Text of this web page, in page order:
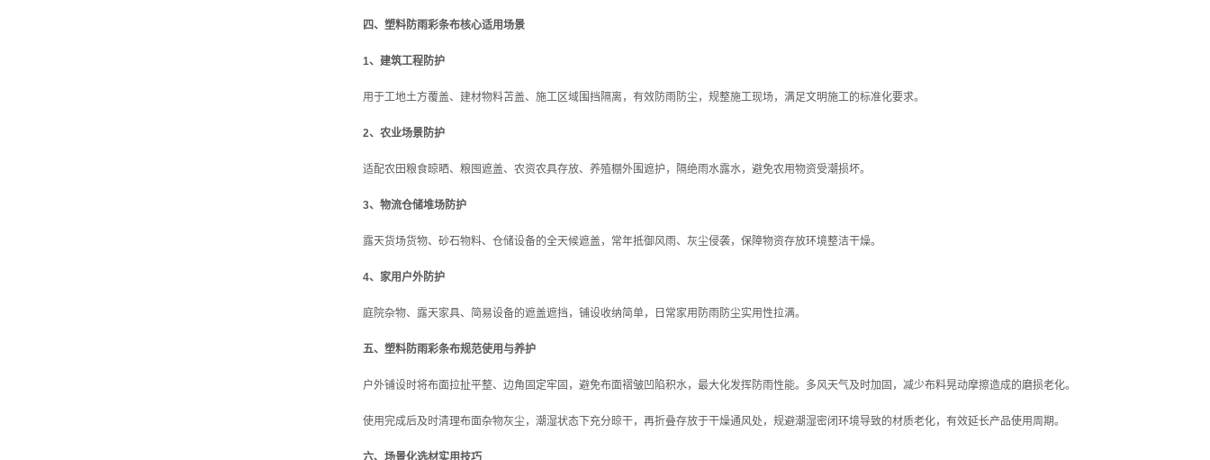
四、塑料防雨彩条布核心适用场景
1、建筑工程防护
用于工地土方覆盖、建材物料苫盖、施工区域围挡隔离，有效防雨防尘，规整施工现场，满足文明施工的标准化要求。
2、农业场景防护
适配农田粮食晾晒、粮囤遮盖、农资农具存放、养殖棚外围遮护，隔绝雨水露水，避免农用物资受潮损坏。
3、物流仓储堆场防护
露天货场货物、砂石物料、仓储设备的全天候遮盖，常年抵御风雨、灰尘侵袭，保障物资存放环境整洁干燥。
4、家用户外防护
庭院杂物、露天家具、简易设备的遮盖遮挡，铺设收纳简单，日常家用防雨防尘实用性拉满。
五、塑料防雨彩条布规范使用与养护
户外铺设时将布面拉扯平整、边角固定牢固，避免布面褶皱凹陷积水，最大化发挥防雨性能。多风天气及时加固，减少布料晃动摩擦造成的磨损老化。
使用完成后及时清理布面杂物灰尘，潮湿状态下充分晾干，再折叠存放于干燥通风处，规避潮湿密闭环境导致的材质老化，有效延长产品使用周期。
六、场景化选材实用技巧